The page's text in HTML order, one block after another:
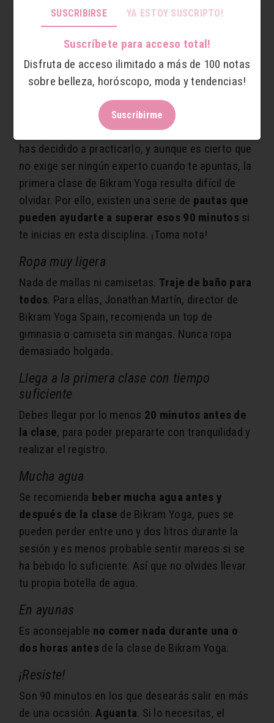
puedes obtener con su práctica, el mayor valor
del Bikram Yoga es el
solo para el cuerpo, sino también para la mente
¿Cómo superar tu primera clase de Bikram
Yoga?
Tras descubrir que el Bikram Yoga posee un sinfín
de beneficios a todos los niveles, seguro que te
has decidido a practicarlo, y aunque es cierto que
no exige ser ningún experto cuando te apuntas, la
primera clase de Bikram Yoga resulta difícil de
olvidar. Por ello, existen una serie de pautas que
pueden ayudarte a superar esos 90 minutos si
te inicias en esta disciplina. ¡Toma nota!
Ropa muy ligera
Nada de mallas ni camisetas. Traje de baño para
todos. Para ellas, Jonathan Martín, director de
Bikram Yoga Spain, recomienda un top de
gimnasia o camiseta sin mangas. Nunca ropa
demasiado holgada.
Llega a la primera clase con tiempo
suficiente
Debes llegar por lo menos 20 minutos antes de
la clase, para poder prepararte con tranquilidad y
realizar el registro.
Mucha agua
Se recomienda beber mucha agua antes y
después de la clase de Bikram Yoga, pues se
pueden perder entre uno y dos litros durante la
sesión y es menos probable sentir mareos si se
ha bebido lo suficiente. Así que no olvides llevar
tu propia botella de agua.
En ayunas
Es aconsejable no comer nada durante una o
dos horas antes de la clase de Bikram Yoga.
¡Resiste!
Son 90 minutos en los que desearás salir en más
de una ocasión.Aguanta. Si lo necesitas, el
SUSCRIBIRSE YA ESTOY SUSCRIPTO!
Suscríbete para acceso total!
Disfruta de acceso ilimitado a más de 100 notas
sobre belleza, horóscopo, moda y tendencias!
Suscribirme